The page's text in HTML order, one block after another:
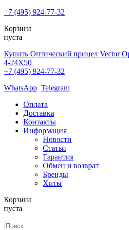
+7 (495) 924-77-32
Корзина
пуста
Купить Оптический прицел Vector
4-24X50
+7 (495) 924-77-32
WhatsApp Telegram
Оплата
Доставка
Контакты
Информация
Новости
Статьи
Гарантия
Обмен и возврат
Бренды
Хиты
Корзина
пуста